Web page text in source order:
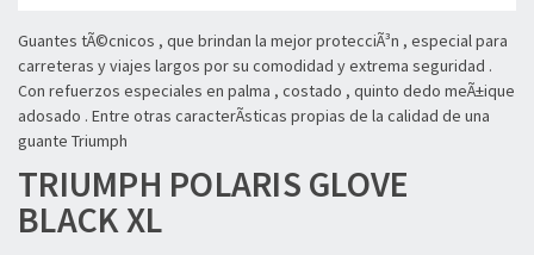
Guantes tÃ©cnicos , que brindan la mejor protecciÃ³n , especial para
carreteras y viajes largos por su comodidad y extrema seguridad .
Con refuerzos especiales en palma , costado , quinto dedo meÃ±ique
adosado . Entre otras caracterÃ­sticas propias de la calidad de una
guante Triumph
TRIUMPH POLARIS GLOVE
BLACK XL